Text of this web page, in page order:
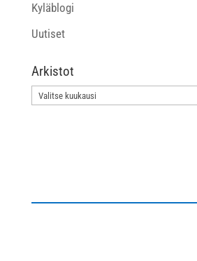
Kyläblogi
Uutiset
Arkistot
Arkistot